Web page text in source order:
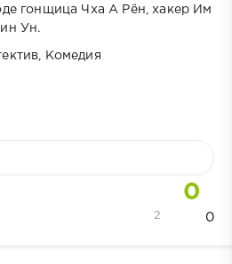
гонщица Чха А Рён, хакер Им
Ун.
Комедия
0
0
2